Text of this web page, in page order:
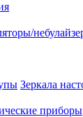
Зеркала
приборы